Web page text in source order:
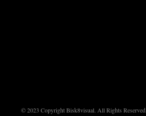
© 2023 Copyright Bisk8visual. All Rights Reserved.